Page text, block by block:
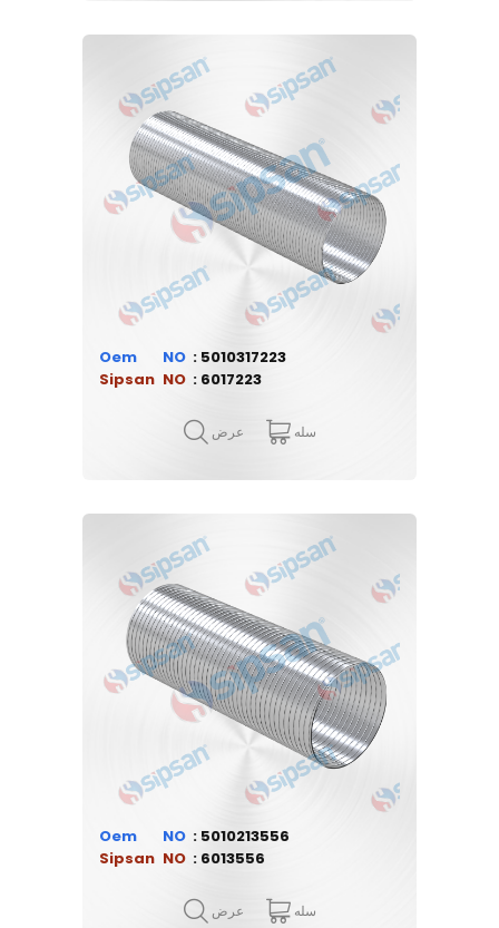
Oem
5010317223
Sipsan
6017223
عرض سله
Oem
5010213556
Sipsan
6013556
عرض سله